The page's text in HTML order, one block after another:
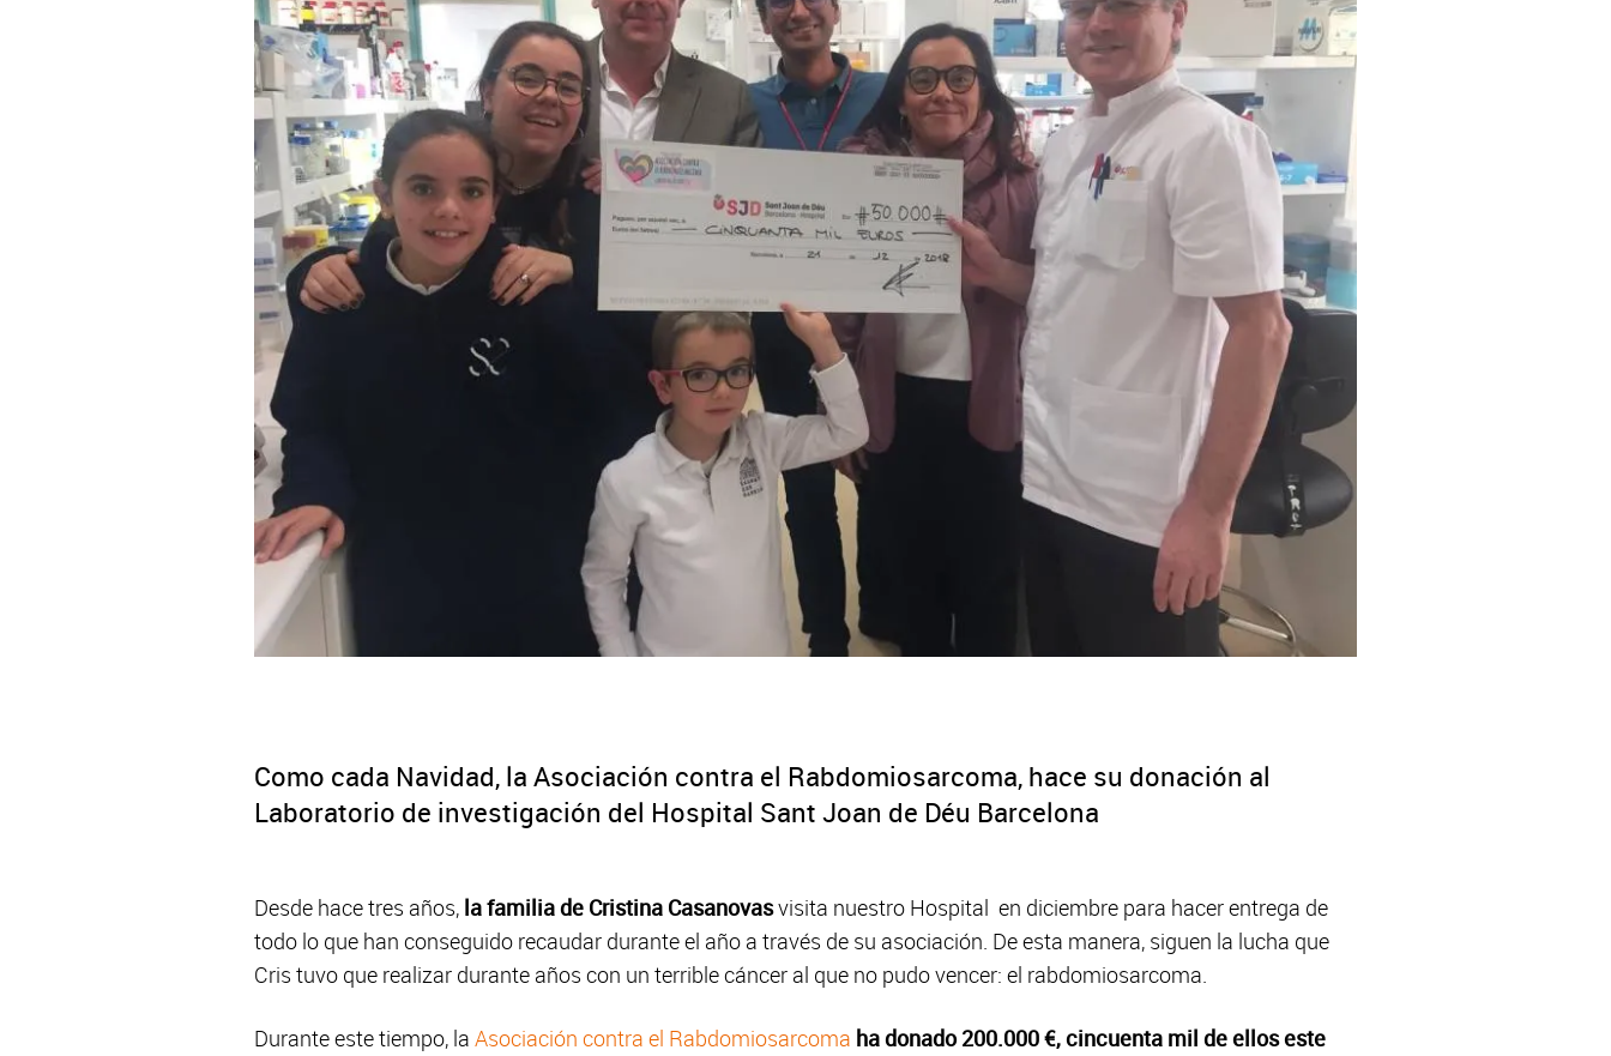
Como cada Navidad, la Asociación contra el Rabdomiosarcoma, hace su donación al
Laboratorio de investigación del Hospital Sant Joan de Déu Barcelona
Desde hace tres años, la familia de Cristina Casanovasvisita nuestro Hospital en diciembre para hacer entrega de
todo lo que han conseguido recaudar durante el año a través de su asociación. De esta manera, siguen la lucha que
Cris tuvo que realizar durante años con un terrible cáncer al que no pudo vencer: el rabdomiosarcoma.
Durante este tiempo, la Asociación contra el Rabdomiosarcoma ha donado 200.000 €, cincuenta mil de ellos este